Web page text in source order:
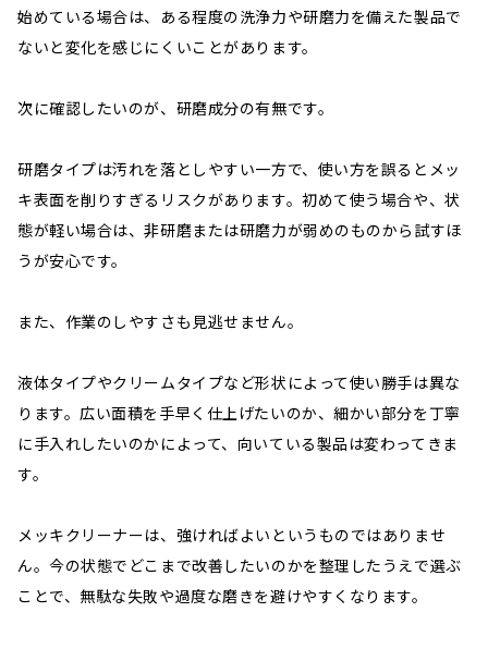
始めている場合は、ある程度の洗浄力や研磨力を備えた製品で
ないと変化を感じにくいことがあります。
次に確認したいのが、研磨成分の有無です。
研磨タイプは汚れを落としやすい一方で、使い方を誤るとメッ
キ表面を削りすぎるリスクがあります。初めて使う場合や、状
態が軽い場合は、非研磨または研磨力が弱めのものから試すほ
うが安心です。
また、作業のしやすさも見逃せません。
液体タイプやクリームタイプなど形状によって使い勝手は異な
ります。広い面積を手早く仕上げたいのか、細かい部分を丁寧
に手入れしたいのかによって、向いている製品は変わってきま
す。
メッキクリーナーは、強ければよいというものではありませ
ん。今の状態でどこまで改善したいのかを整理したうえで選ぶ
ことで、無駄な失敗や過度な磨きを避けやすくなります。